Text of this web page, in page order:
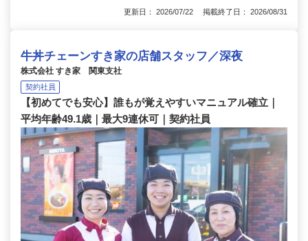
更新日： 2026/07/22 掲載終了日： 2026/08/31
牛丼チェーンすき家の店舗スタッフ／深夜
株式会社 すき家 関東支社
契約社員
【初めてでも安心】誰もが覚えやすいマニュアル確立｜
平均年齢49.1歳｜最大9連休可｜契約社員